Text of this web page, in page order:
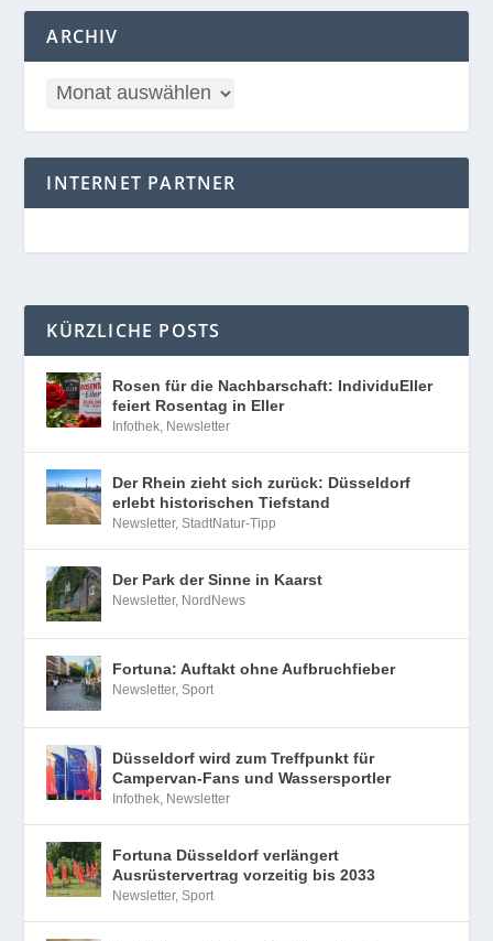
ARCHIV
INTERNET PARTNER
KÜRZLICHE POSTS
Rosen für die Nachbarschaft: IndividuEller
feiert Rosentag in Eller
Infothek Newsletter
Der Rhein zieht sich zurück: Düsseldorf
erlebt historischen Tiefstand
Newsletter,StadtNatur-Tipp
Der Park der Sinne in Kaarst
Newsletter, NordNews
Fortuna: Auftakt ohne Aufbruchfieber
Newsletter,Sport
Düsseldorf wird zum Treffpunkt für
Campervan-Fans und Wassersportler
Infothek Newsletter
Fortuna Düsseldorf verlängert
Ausrüstervertrag vorzeitig bis 2033
Newsletter,Sport